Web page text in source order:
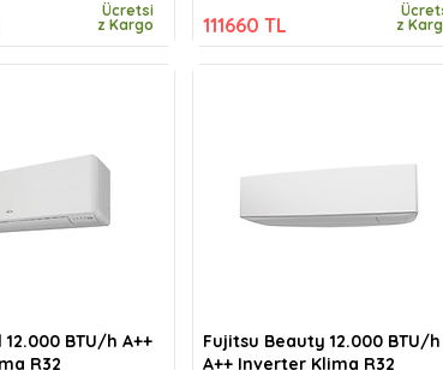
Ücretsi
z Kargo
BTU/h A++
R32
111660 TL
z
Fujitsu Beauty 12.000 BTU/h
A++ Inverter Klima R32